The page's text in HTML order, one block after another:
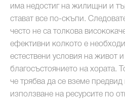
има недостиг на жилищни и
стават все по-скъпи.
често не са толкова
ефективни колкото е
естествени условия на живот
благосъстоянието на хората.
че трябва да се вземе
използване на ресурсите по